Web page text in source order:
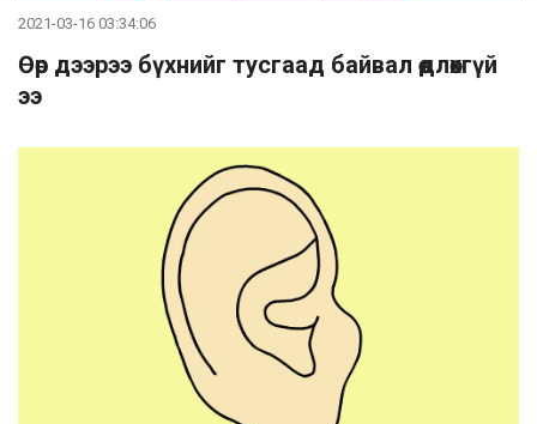
2021-03-16 03:34:06
Өөр дээрээ бүхнийг тусгаад байвал өөдлөхгүй
ээ